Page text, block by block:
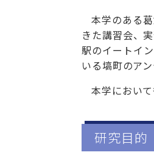
本学のある
きた講習会、
駅のイートイ
いる塙町のア
本学におい
研究目的